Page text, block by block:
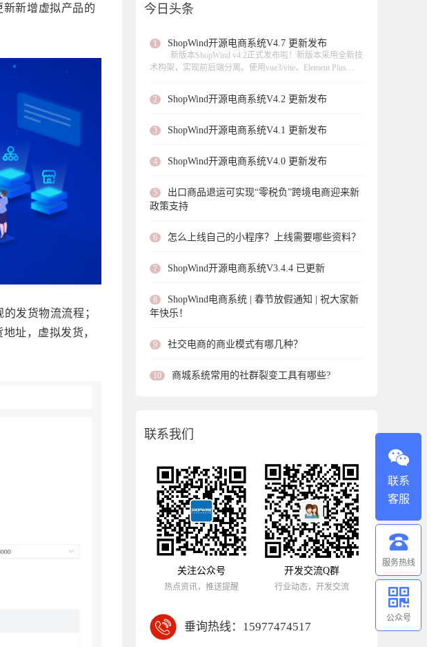
新新增虚拟产品的
发货物流流程；
址，虚拟发货，
今日头条
1 ShopWind开源电商系统V4.7 更新发布
新版本ShopWind v4.2正式发布啦！新版本采用全新技
术构架，实现前后端分离。使用vue3/vite、Element Plus
品的支持、支持扫码核销等功能，，修复了不少功能模块
2 ShopWind开源电商系统V4.2 更新发布
3 ShopWind开源电商系统V4.1 更新发布
4 ShopWind开源电商系统V4.0 更新发布
5
出口商品退运可实现“零税负”跨境电商迎来新
政策支持
6 怎么上线自己的小程序？上线需要哪些资料？
7 ShopWind开源电商系统V3.4.4 已更新
8
ShopWind电商系统 | 春节放假通知 | 祝大家新
年快乐！
9 社交电商的商业模式有哪几种？
10 商城系统常用的社群裂变工具有哪些?
联系我们
关注公众号
热点资讯，推送提醒
开发交流Q群
行业动态，开发交流
垂询热线： 15977474517
联系
客服
服务热线
公众号